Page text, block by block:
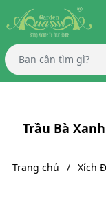
Trầu Bà
Trang chủ Xích